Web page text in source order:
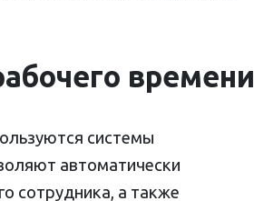
времени
системы
автоматически
сотрудника, а также